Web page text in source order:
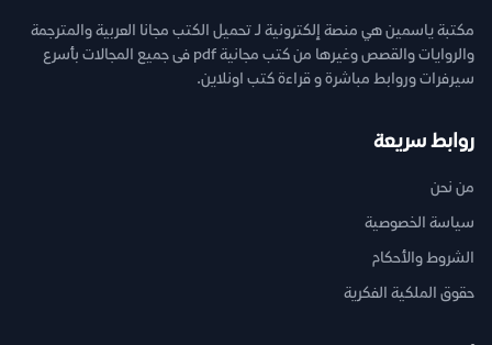
مكتبة ياسمين هي منصة إلكترونية لـ تحميل الكتب مجانا العربية والمترجمة
والروايات والقصص وغيرها من كتب مجانية pdf فى جميع المجالات بأسرع
سيرفرات وروابط مباشرة و قراءة كتب اونلاين.
روابط سريعة
من نحن
سياسة الخصوصية
الشروط والأحكام
حقوق الملكية الفكرية